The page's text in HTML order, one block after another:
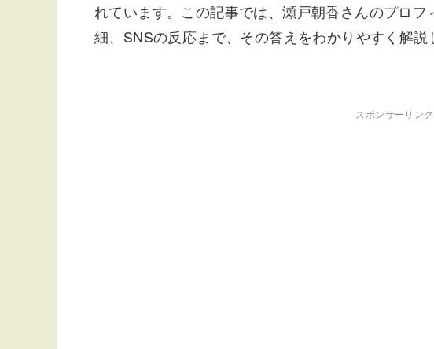
れています。この記事では、瀬戸朝香さんのプロ
細、SNSの反応まで、その答えをわかりやすく解説
スポンサーリンク